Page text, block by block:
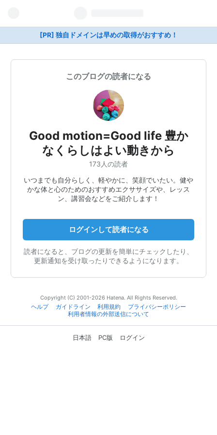
[PR] 独自ドメインは早めの取得がおすすめ！
このブログの読者になる
Good motion=Good life 豊か
なくらしはよい動きから
173人の読者
いつまでも自分らしく、軽やかに、笑顔でいたい。健や
かな体と心のためのおすすめエクササイズや、レッス
ン、講習会などをご紹介します！
ログインして読者になる
読者になると、ブログの更新を簡単にチェックしたり、
更新通知を受け取ったりできるようになります。
Copyright (C) 2001-2026 Hatena. All Rights Reserved.
ヘルプ
ガイドライン 利用規約
プライバシーポリシー
利用者情報の外部送信について
日本語 PC版 ログイン